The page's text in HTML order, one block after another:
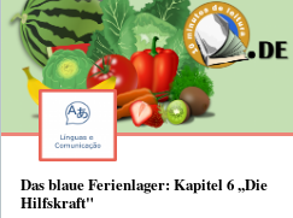
Das blaue Ferienlager: Kapitel 6 ,,Die
Hilfskraft"